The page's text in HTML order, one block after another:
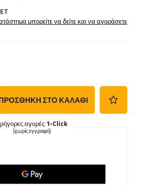
μπορείτε να δείτε και να αγοράσετε
ΣΤΟ ΚΑΛΆΘΙ
αγορές 1-Click
(χωρίς εγγραφή)